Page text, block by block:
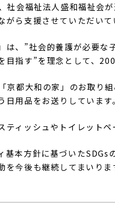
社会福祉法人盛和福祉会
がら支援させていただいて
は、”社会的養護が必要
目指す”を理念として、
京都大和の家」のお取り
日用品をお送りしています。
ティッシュやトイレットペ
基本方針に基づいた
を今後も継続してまいりま